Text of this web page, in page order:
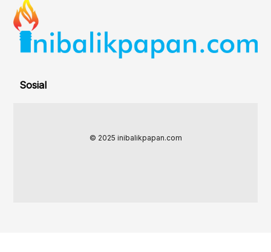
Sosial
© 2025 inibalikpapan.com